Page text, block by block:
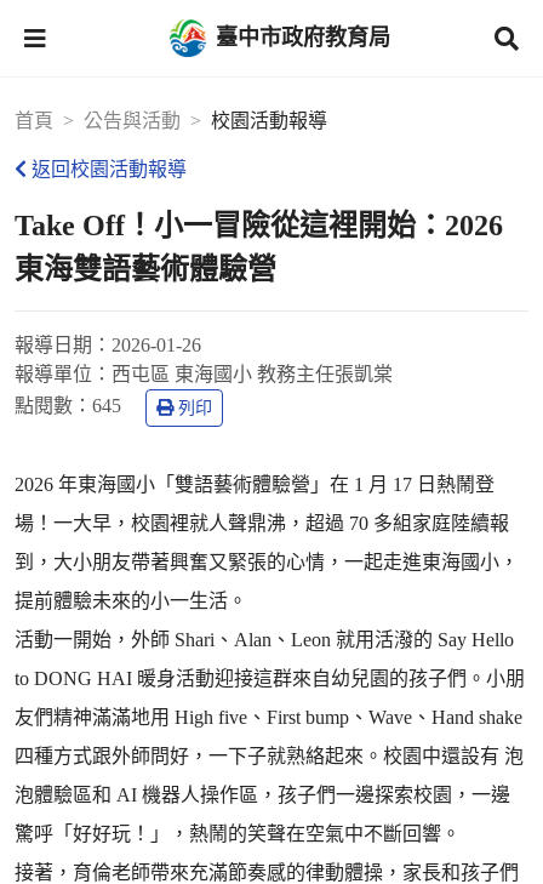
臺中市政府教育局
首頁 公告與活動 校園活動報導
返回校園活動報導
Take Off！小一冒險從這裡開始：2026
東海雙語藝術體驗營
報導日期： 2026-01-26
報導單位： 西屯區 東海國小 教務主任張凱棠
點閱數： 645 列印
2026 年東海國小「雙語藝術體驗營」在 1 月 17 日熱鬧登
場！一大早，校園裡就人聲鼎沸，超過 70 多組家庭陸續報
到，大小朋友帶著興奮又緊張的心情，一起走進東海國小，
提前體驗未來的小一生活。
活動一開始，外師 Shari、Alan、Leon 就用活潑的 Say Hello
to DONG HAI 暖身活動迎接這群來自幼兒園的孩子們。小朋
友們精神滿滿地用 High five、First bump、Wave、Hand shake
四種方式跟外師問好，一下子就熟絡起來。校園中還設有 泡
泡體驗區和 AI 機器人操作區，孩子們一邊探索校園，一邊
驚呼「好好玩！」，熱鬧的笑聲在空氣中不斷回響。
接著，育倫老師帶來充滿節奏感的律動體操，家長和孩子們